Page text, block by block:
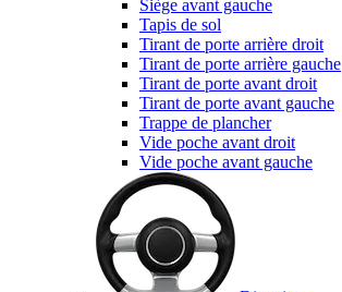
Siège avant gauche
Tapis de sol
Tirant de porte arrière droit
Tirant de porte arrière gauche
Tirant de porte avant droit
Tirant de porte avant gauche
Trappe de plancher
Vide poche avant droit
Vide poche avant gauche